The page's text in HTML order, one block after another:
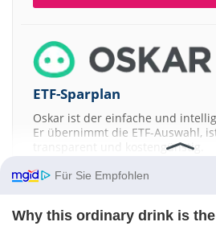
ETF-Sparplan
Oskar ist der einfache und
Er übernimmt die ETF-Auswahl,
transparent und kostengünstig.
JETZT MEHR
Für Sie Empfohlen
Why this ordinary drink is